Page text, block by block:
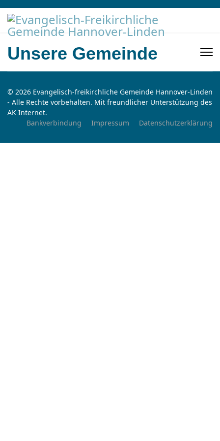
Unsere Gemeinde
© 2026 Evangelisch-freikirchliche Gemeinde Hannover-Linden
- Alle Rechte vorbehalten. Mit freundlicher Unterstützung des
AK Internet.
Bankverbindung
Impressum Datenschutzerklärung